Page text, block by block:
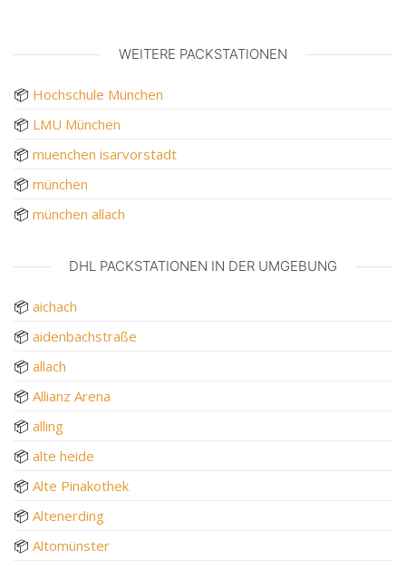
WEITERE PACKSTATIONEN
📦 Hochschule München
📦 LMU München
📦 muenchen isarvorstadt
📦 münchen
📦 münchen allach
DHL PACKSTATIONEN IN DER UMGEBUNG
📦 aichach
📦 aidenbachstraße
📦 allach
📦 Allianz Arena
📦 alling
📦 alte heide
📦 Alte Pinakothek
📦 Altenerding
📦 Altomünster